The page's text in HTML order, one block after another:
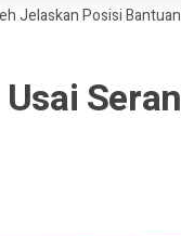
Posisi Bantuan